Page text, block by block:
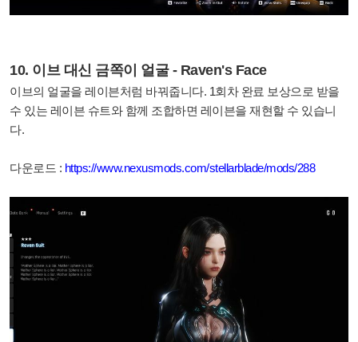
10. 이브 대신 금쪽이 얼굴 - Raven's Face
이브의 얼굴을 레이븐처럼 바꿔줍니다. 1회차 완료 보상으로 받을
수 있는 레이븐 슈트와 함께 조합하면 레이븐을 재현할 수 있습니
다.
다운로드 : https://www.nexusmods.com/stellarblade/mods/288